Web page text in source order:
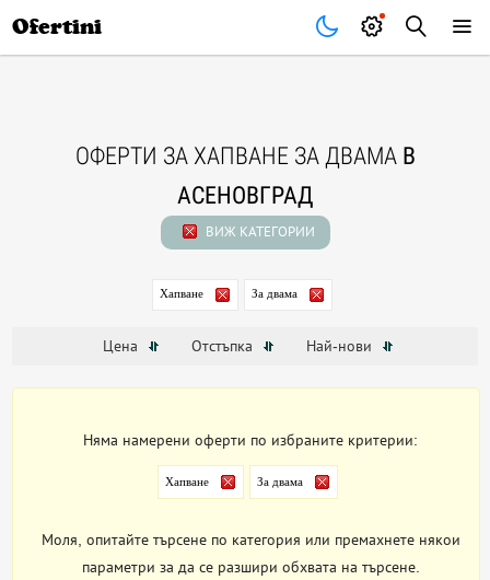
Ofertini
ОФЕРТИ ЗА ХАПВАНЕ ЗА ДВАМА В
АСЕНОВГРАД
ВИЖ КАТЕГОРИИ
Хапване За двама
Цена Отстъпка Най-нови
Няма намерени оферти по избраните критерии:
Хапване За двама
Моля, опитайте търсене по категория или премахнете някои
параметри за да се разшири обхвата на търсене.